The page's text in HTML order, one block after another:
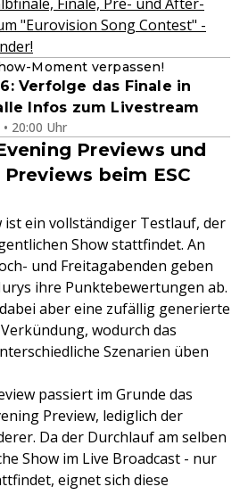
"Eurovision Song Contest" -
Moment verpassen!
Verfolge das Finale in
Infos zum Livestream
20:00 Uhr
Previews und
beim ESC
ist ein vollständiger Testlauf, der
Show stattfindet. An
und Freitagabenden geben
ihre Punktebewertungen ab.
aber eine zufällig generierte
wodurch das
Szenarien üben
passiert im Grunde das
Preview, lediglich der
Da der Durchlauf am selben
Show im Live Broadcast - nur
eignet sich diese